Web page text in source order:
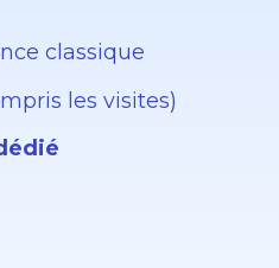
classique
les visites)